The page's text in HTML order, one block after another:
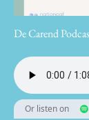
De Carend
Or listen on